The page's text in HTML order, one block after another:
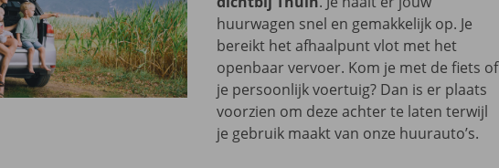
huurwagen snel en gemakkelijk op. Je
bereikt het afhaalpunt vlot met het
openbaar vervoer. Kom je met de fiets of
je persoonlijk voertuig? Dan is er plaats
voorzien om deze achter te laten terwijl
je gebruik maakt van onze huurauto’s.